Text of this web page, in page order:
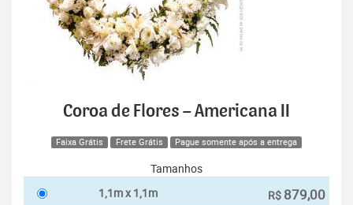
Coroa de Flores – Americana II
Faixa Grátis Frete Grátis Pague somente após a entrega
Tamanhos
1,1m x 1,1m
R$ 879,00